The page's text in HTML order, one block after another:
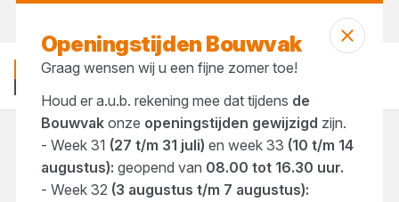
Merken Redsun
Openingstijden Bouwvak
Graag wensen wij u een fijne zomer toe!
Houd er a.u.b. rekening mee dat tijdens de
Bouwvakonze openingstijden gewijzigd zijn.
- Week 31 (27 t/m 31 juli) en week 33 (10 t/m 14
augustus): geopend van 08.00 tot 16.30 uur.
- Week 32 (3 augustus t/m 7 augustus):